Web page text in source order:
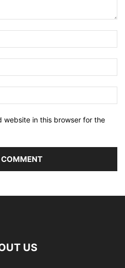
website in this browser for the
US